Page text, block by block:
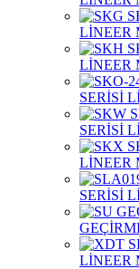
LİNEER
LİNEER
SERİSİ
SERİSİ
LİNEER
SERİSİ
LİNEER